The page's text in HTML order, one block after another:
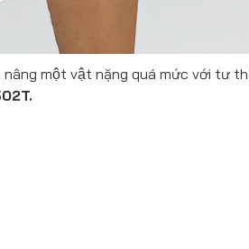
một vật nặng quá mức với tư